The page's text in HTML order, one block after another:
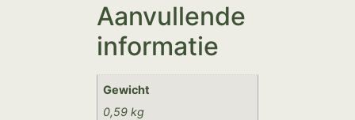
Aanvullende
informatie
Gewicht
0,59 kg